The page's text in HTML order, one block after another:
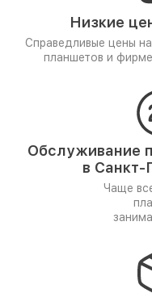
Низкие
Справедливые цены
планшетов и
Обслуживание
в Санкт-
Чаще